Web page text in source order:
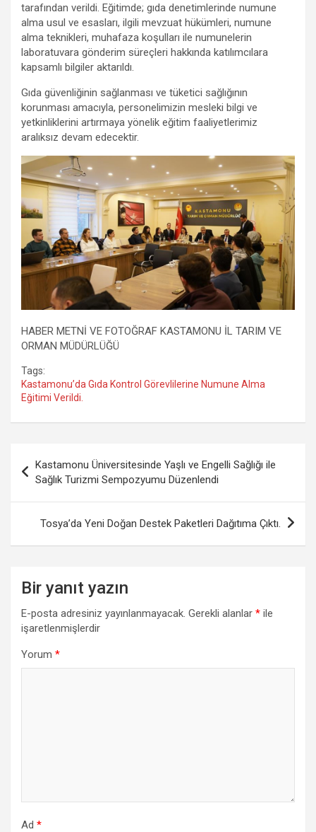
tarafından verildi. Eğitimde; gıda denetimlerinde numune
alma usul ve esasları, ilgili mevzuat hükümleri, numune
alma teknikleri, muhafaza koşulları ile numunelerin
laboratuvara gönderim süreçleri hakkında katılımcılara
kapsamlı bilgiler aktarıldı.
Gıda güvenliğinin sağlanması ve tüketici sağlığının
korunması amacıyla, personelimizin mesleki bilgi ve
yetkinliklerini artırmaya yönelik eğitim faaliyetlerimiz
aralıksız devam edecektir.
HABER METNİ VE FOTOĞRAF KASTAMONU İL TARIM VE
ORMAN MÜDÜRLÜĞÜ
Tags:
Kastamonu’da Gıda Kontrol Görevlilerine Numune Alma
Eğitimi Verildi.
gezinmesi
Kastamonu Üniversitesinde Yaşlı ve Engelli Sağlığı ile
Sağlık Turizmi Sempozyumu Düzenlendi
Tosya’da Yeni Doğan Destek Paketleri Dağıtıma Çıktı.
Bir yanıt yazın
E-posta adresiniz yayınlanmayacak. Gerekli alanlar * ile
işaretlenmişlerdir
Yorum *
Ad *